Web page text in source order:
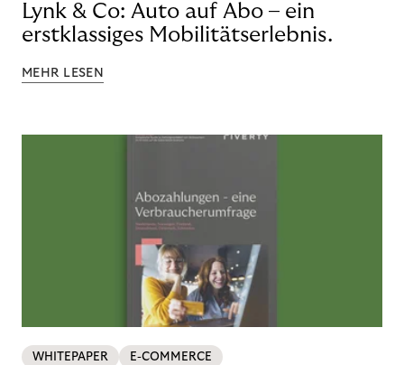
Lynk & Co: Auto auf Abo – ein
erstklassiges Mobilitätserlebnis.
MEHR LESEN
WHITEPAPER E-COMMERCE